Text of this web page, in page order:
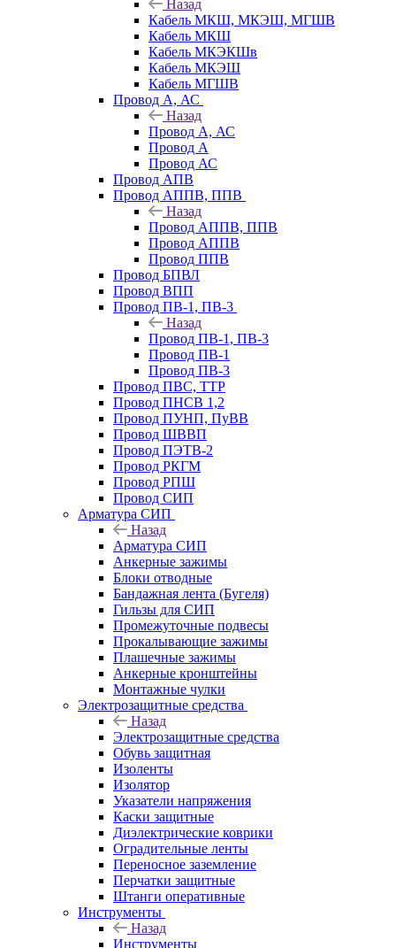
Назад
Кабель МКШ, МКЭШ, МГШВ
Кабель МКШ
Кабель МКЭКШв
Кабель МКЭШ
Кабель МГШВ
Провод А, АС
Назад
Провод А, АС
Провод А
Провод АС
Провод АПВ
Провод АППВ, ППВ
Назад
Провод АППВ, ППВ
Провод АППВ
Провод ППВ
Провод БПВЛ
Провод ВПП
Провод ПВ-1, ПВ-3
Назад
Провод ПВ-1, ПВ-3
Провод ПВ-1
Провод ПВ-3
Провод ПВС, ТТР
Провод ПНСВ 1,2
Провод ПУНП, ПуВВ
Провод ШВВП
Провод ПЭТВ-2
Провод РКГМ
Провод РПШ
Провод СИП
Арматура СИП
Назад
Арматура СИП
Анкерные зажимы
Блоки отводные
Бандажная лента (Бугеля)
Гильзы для СИП
Промежуточные подвесы
Прокалывающие зажимы
Плашечные зажимы
Анкерные кронштейны
Монтажные чулки
Электрозащитные средства
Назад
Электрозащитные средства
Обувь защитная
Изоленты
Изолятор
Указатели напряжения
Каски защитные
Диэлектрические коврики
Оградительные ленты
Переносное заземление
Перчатки защитные
Штанги оперативные
Инструменты
Назад
Инструменты